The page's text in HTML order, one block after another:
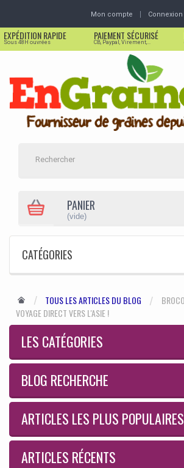
Mon compte Connexion
EXPÉDITION RAPIDE
Sous 48H ouvrées
PAIEMENT SÉCURISÉ
CB, Paypal, Virement,...
PANIER
(vide)
CATÉGORIES
TOUS LES ARTICLES DU BLOG
VOYAGE DIRECT VERS L'ASIE !
LES CATÉGORIES
BLOG RECHERCHE
ARTICLES LES PLUS POPULAIRES
ARTICLES RÉCENTS